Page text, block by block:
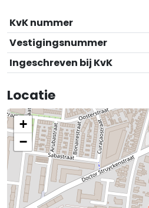
KvK nummer
Vestigingsnummer
Ingeschreven bij KvK
Locatie
+
−